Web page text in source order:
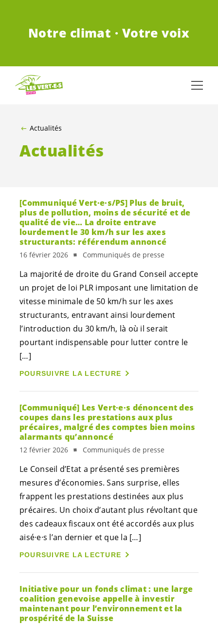
Notre climat · Votre voix
Actualités
Actualités
[CommuniquéVert·e·s/PS] Plus de bruit,
plus de pollution, moins de sécurité et de
qualité de vie… La droite entrave
lourdement le 30 km/h sur les axes
structurants: référendum annoncé
16 février 2026 Communiqués de presse
La majorité de droite du Grand Conseil accepte
un projet de loi PLR imposant une limitation de
vitesse minimale de 50 km/h sur les axes
structurants, entravant ainsi lourdement
l’introduction du 30 km/h, là où il serait
pourtant indispensable pour lutter contre le
[…]
POURSUIVRE LA LECTURE
[Communiqué] Les Vert·e·s dénoncent des
coupes dans les prestations aux plus
précaires, malgré des comptes bien moins
alarmants qu’annoncé
12 février 2026 Communiqués de presse
Le Conseil d’Etat a présenté ses premières
mesures d’économies. Sans surprise, elles
frappent les prestations destinées aux plus
précaires. Un choix d’autant plus révoltant que
des cadeaux fiscaux ont été accordés aux plus
aisé·e·s l’an dernier et que la […]
POURSUIVRE LA LECTURE
Initiative pour un fonds climat : une large
coalition genevoise appelle à investir
maintenant pour l’environnement et la
prospérité de la Suisse